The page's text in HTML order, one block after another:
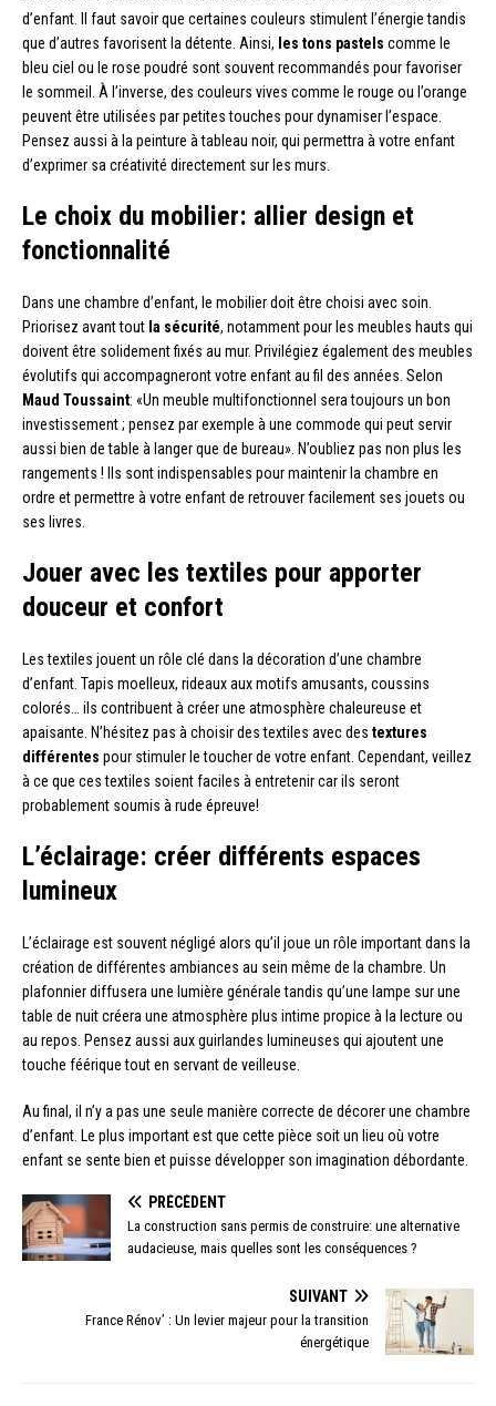
d’enfant. Il faut savoir que certaines couleurs stimulent l’énergie tandis
que d’autres favorisent la détente. Ainsi, les tons pastels comme le
bleu ciel ou le rose poudré sont souvent recommandés pour favoriser
le sommeil. À l’inverse, des couleurs vives comme le rouge ou l’orange
peuvent être utilisées par petites touches pour dynamiser l’espace.
Pensez aussi à la peinture à tableau noir, qui permettra à votre enfant
d’exprimer sa créativité directement sur les murs.
Le choix du mobilier: allier design et
fonctionnalité
Dans une chambre d’enfant, le mobilier doit être choisi avec soin.
Priorisez avant tout la sécurité, notamment pour les meubles hauts qui
doivent être solidement fixés au mur. Privilégiez également des meubles
évolutifs qui accompagneront votre enfant au fil des années. Selon
Maud Toussaint: «Un meuble multifonctionnel sera toujours un bon
investissement ; pensez par exemple à une commode qui peut servir
aussi bien de table à langer que de bureau». N’oubliez pas non plus les
rangements ! Ils sont indispensables pour maintenir la chambre en
ordre et permettre à votre enfant de retrouver facilement ses jouets ou
ses livres.
Jouer avec les textiles pour apporter
douceur et confort
Les textiles jouent un rôle clé dans la décoration d’une chambre
d’enfant. Tapis moelleux, rideaux aux motifs amusants, coussins
colorés… ils contribuent à créer une atmosphère chaleureuse et
apaisante. N’hésitez pas à choisir des textiles avec des textures
différentes pour stimuler le toucher de votre enfant. Cependant, veillez
à ce que ces textiles soient faciles à entretenir car ils seront
probablement soumis à rude épreuve!
L’éclairage: créer différents espaces
lumineux
L’éclairage est souvent négligé alors qu’il joue un rôle important dans la
création de différentes ambiances au sein même de la chambre. Un
plafonnier diffusera une lumière générale tandis qu’une lampe sur une
table de nuit créera une atmosphère plus intime propice à la lecture ou
au repos. Pensez aussi aux guirlandes lumineuses qui ajoutent une
touche féérique tout en servant de veilleuse.
Au final, il n’y a pas une seule manière correcte de décorer une chambre
d’enfant. Le plus important est que cette pièce soit un lieu où votre
enfant se sente bien et puisse développer son imagination débordante.
PRÉCÉDENT
La construction sans permis de construire: une alternative
audacieuse, mais quelles sont les conséquences ?
SUIVANT
France Rénov’ : Un levier majeur pour la transition
énergétique